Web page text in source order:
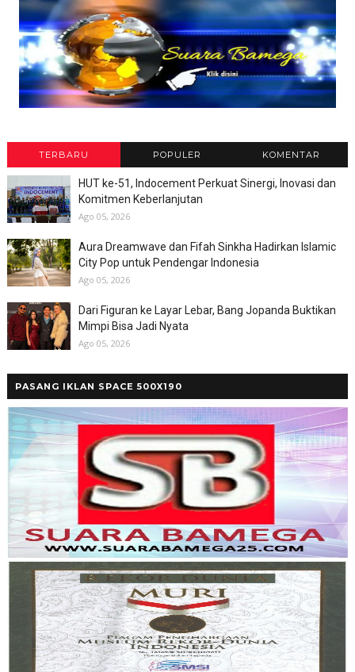
TERBARU POPULER KOMENTAR
HUT ke-51, Indocement Perkuat Sinergi, Inovasi dan
Komitmen Keberlanjutan
Ago 05, 2026
Aura Dreamwave dan Fifah Sinkha Hadirkan Islamic
City Pop untuk Pendengar Indonesia
Ago 05, 2026
Dari Figuran ke Layar Lebar, Bang Jopanda Buktikan
Mimpi Bisa Jadi Nyata
Ago 05, 2026
PASANG IKLAN SPACE 500X190